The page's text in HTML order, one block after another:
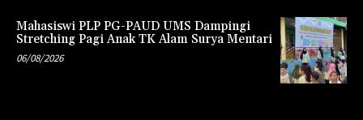
Mahasiswi PLP PG-PAUD UMS Dampingi
Stretching Pagi Anak TK Alam Surya Mentari
06/08/2026